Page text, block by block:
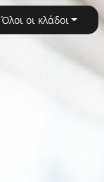
Όλοι οι κλάδοι